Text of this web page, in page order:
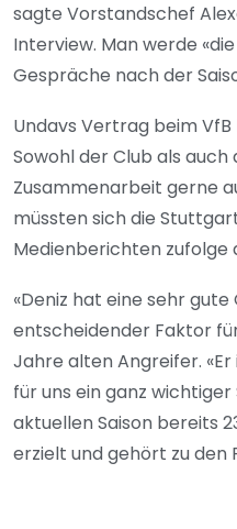
sagte Vorstandschef
Interview. Man werde
Gespräche nach der
Undavs Vertrag beim
Sowohl der Club als
Zusammenarbeit gerne
müssten sich die
Medienberichten
«Deniz hat eine sehr
entscheidender Faktor
Jahre alten Angreifer.
für uns ein ganz
aktuellen Saison bereits
erzielt und gehört zu den